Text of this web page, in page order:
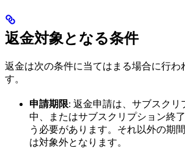
返金対象となる条件
返金は次の条件に当てはまる場合に行わ
す。
申請期限: 返金申請は、サブスクリ
中、またはサブスクリプション終
う必要があります。それ以外の期
は対象外となります。